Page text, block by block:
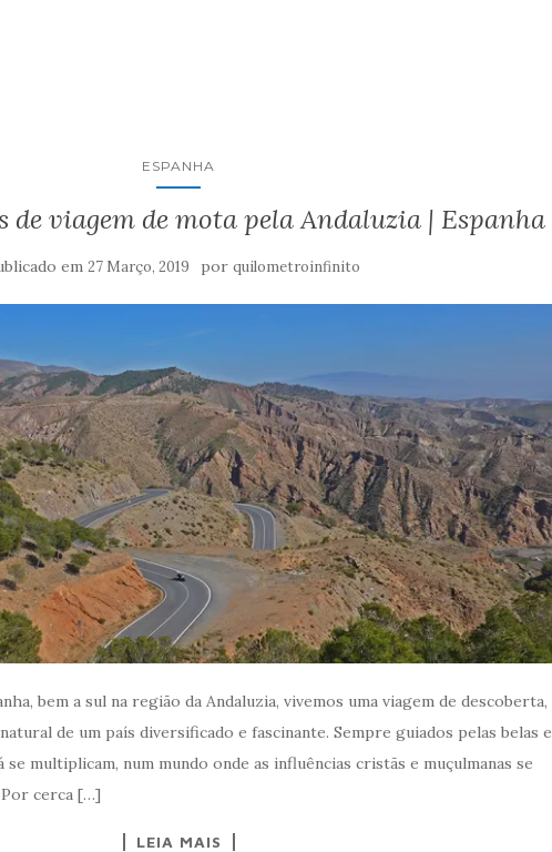
ESPANHA
de viagem de mota pela Andaluzia | Espanha
em27 Março, 2019 porquilometroinfinito
bem a sul na região da Andaluzia, vivemos uma viagem de descoberta,
de um país diversificado e fascinante. Sempre guiados pelas belas e
multiplicam, num mundo onde as influências cristãs e muçulmanas se
cerca […]
LEIA MAIS